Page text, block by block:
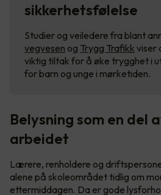
sikkerhetsfølelse
Studier og veiledere fra blant
vegvesen og Trygg Trafikk viser
viktig tiltak for å øke trygghet i
for barn og unge i mørketiden.
Belysning som en del
arbeidet
Lærere, renholdere og
alene på skoleområdet tidlig om
ettermiddagen. Da er gode